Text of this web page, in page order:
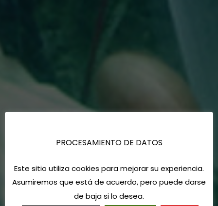
PROCESAMIENTO DE DATOS
Este sitio utiliza cookies para mejorar su experiencia.
Asumiremos que está de acuerdo, pero puede darse
de baja si lo desea.